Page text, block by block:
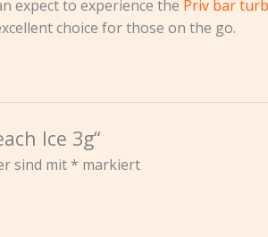
expect to experience the Priv bar
choice for those on the go.
Ice 3g“
sind mit * markiert